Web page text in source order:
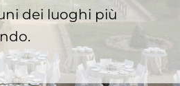
dei luoghi più